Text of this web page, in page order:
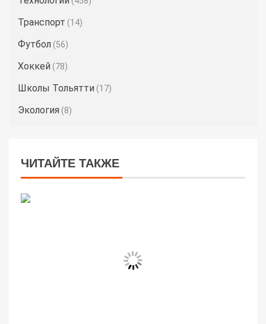
Транспорт (14)
Футбол (56)
Хоккей (78)
Школы Тольятти (17)
Экология (8)
ЧИТАЙТЕ ТАКЖЕ